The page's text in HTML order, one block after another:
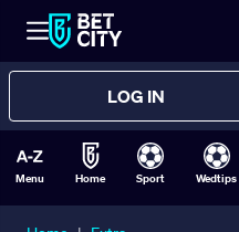
LOG IN
Menu Home Sport Wedtips